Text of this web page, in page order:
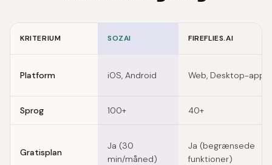
KRITERIUM SOZAI FIREFLIES.AI
Platform iOS, Android Web, Desktop-app
Sprog 100+ 40+
Gratisplan
Ja (30
min/måned)
Ja (begrænsede
funktioner)